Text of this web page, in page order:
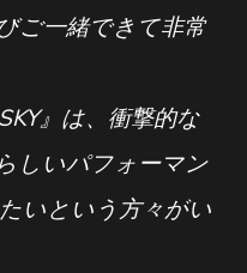
ご一緒できて非常
』は、衝撃的な
しいパフォーマン
いという方々がい